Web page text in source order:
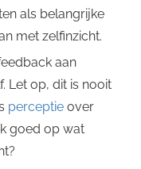
als belangrijke
met zelfinzicht.
aan
Let op, dit is nooit
perceptie over
goed op wat